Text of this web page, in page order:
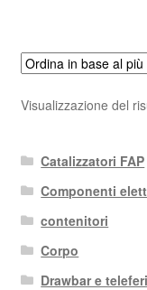
Visualizzazione del
Catalizzatori FAP
Componenti
contenitori
Corpo
Drawbar e